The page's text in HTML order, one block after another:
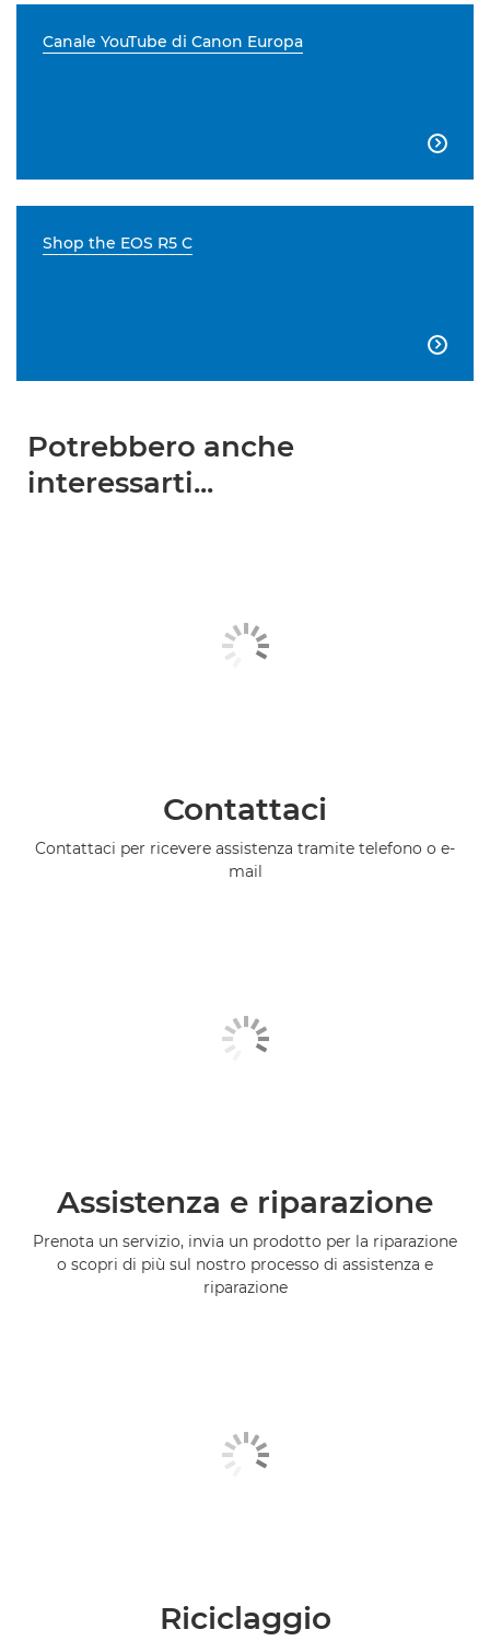
Canale YouTube di Canon Europa

Shop the EOS R5 C

Potrebbero anche
interessarti...
Contattaci
Contattaci per ricevere assistenza tramite telefono o e-
mail
Assistenza e riparazione
Prenota un servizio, invia un prodotto per la riparazione
o scopri di più sul nostro processo di assistenza e
riparazione
Riciclaggio